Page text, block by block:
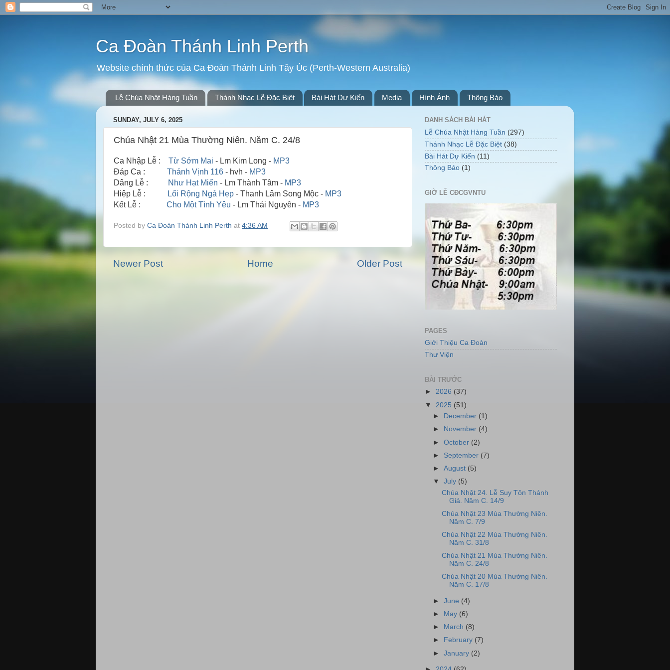
Ca Đoàn Thánh Linh Perth
Website chính thức của Ca Đoàn Thánh Linh Tây Úc (Perth-Western Australia)
Lễ Chúa Nhật Hàng Tuần Thánh Nhạc Lễ Đặc Biệt Bài Hát Dự Kiến Media Hình Ảnh Thông Báo
SUNDAY, JULY 6, 2025
Chúa Nhật 21 Mùa Thường Niên. Năm C. 24/8
Ca Nhập Lễ : Từ Sớm Mai - Lm Kim Long - MP3
Đáp Ca :
Thánh Vịnh 116 - hvh - MP3
Dâng Lễ :
Như Hạt Miến - Lm Thành Tâm - MP3
Hiệp Lễ :
Lối Rộng Ngả Hẹp - Thanh Lâm Song Mộc - MP3
Kết Lễ : Cho Một Tình Yêu - Lm Thái Nguyên - MP3
Posted by Ca Đoàn Thánh Linh Perth at 4:36 AM
Newer Post Older Post
Home
DANH SÁCH BÀI HÁT
Lễ Chúa Nhật Hàng Tuần (297)
Thánh Nhạc Lễ Đặc Biệt (38)
Bài Hát Dự Kiến (11)
Thông Báo (1)
GIỜ LỄ CĐCGVNTU
PAGES
Giới Thiệu Ca Đoàn
Thư Viện
BÀI TRƯỚC
► 2026 (37)
▼ 2025 (51)
►
December (1)
►
November (4)
►October (2)
► September (7)
►August (5)
▼July (5)
Chúa Nhật 24. Lễ Suy Tôn Thánh
Giá. Năm C. 14/9
Chúa Nhật 23 Mùa Thường Niên.
Năm C. 7/9
Chúa Nhật 22 Mùa Thường Niên.
Năm C. 31/8
Chúa Nhật 21 Mùa Thường Niên.
Năm C. 24/8
Chúa Nhật 20 Mùa Thường Niên.
Năm C. 17/8
►June (4)
►
May (6)
►
March (8)
►
February (7)
►January (2)